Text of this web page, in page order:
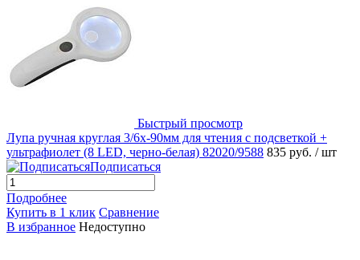
Быстрый просмотр
Лупа ручная круглая 3/6x-90мм для чтения с подсветкой +
ультрафиолет (8 LED, черно-белая) 82020/9588 835 руб. / шт
Подписаться
Подробнее
Купить в 1 клик Сравнение
В избранное Недоступно